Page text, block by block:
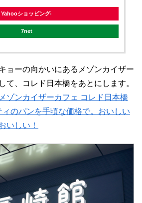
Yahooショッピング
7net
ョーの向かいにあるメゾンカイザー
て、コレド日本橋をあとにします。
メゾンカイザーカフェ コレド日本橋
のパンを手頃な価格で。おいしい
いしい！